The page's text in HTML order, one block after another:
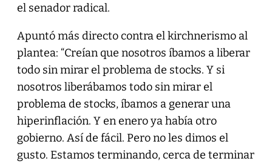
el senador radical.
Apuntó más directo contra el kirchnerismo al
plantea: “Creían que nosotros íbamos a liberar
todo sin mirar el problema de stocks. Y si
nosotros liberábamos todo sin mirar el
problema de stocks, íbamos a generar una
hiperinflación. Y en enero ya había otro
gobierno. Así de fácil. Pero no les dimos el
gusto. Estamos terminando, cerca de terminar